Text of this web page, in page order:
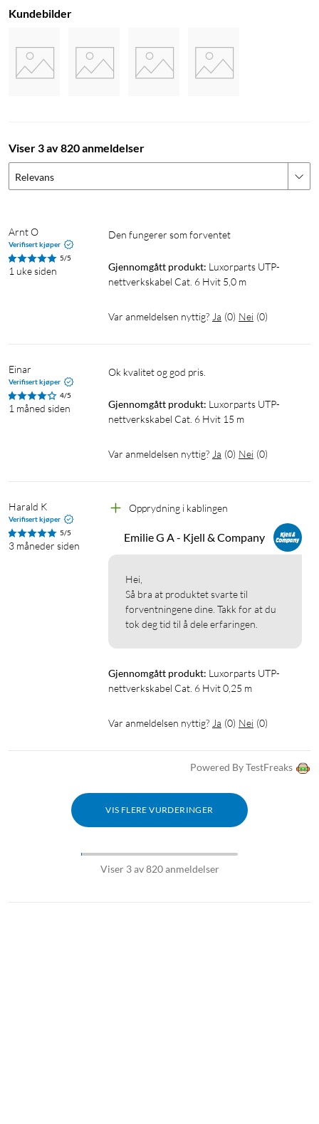
Kundebilder
Viser 3 av 820 anmeldelser
Relevans
Arnt O
Verifisert kjøper
5/5
1 uke siden
Den fungerer som forventet
Gjennomgått produkt: Luxorparts UTP-
nettverkskabel Cat. 6 Hvit 5,0 m
Var anmeldelsen nyttig? Ja (0) Nei (0)
Einar
Verifisert kjøper
4/5
1 måned siden
Ok kvalitet og god pris.
Gjennomgått produkt: Luxorparts UTP-
nettverkskabel Cat. 6 Hvit 15 m
Var anmeldelsen nyttig? Ja (0) Nei (0)
Harald K
Verifisert kjøper
5/5
3 måneder siden
Opprydning i kablingen
Emilie G A - Kjell & Company
Hei,
Så bra at produktet svarte til
forventningene dine. Takk for at du
tok deg tid til å dele erfaringen.
Gjennomgått produkt: Luxorparts UTP-
nettverkskabel Cat. 6 Hvit 0,25 m
Var anmeldelsen nyttig? Ja (0) Nei (0)
Powered By TestFreaks
VIS FLERE VURDERINGER
Viser 3 av 820 anmeldelser